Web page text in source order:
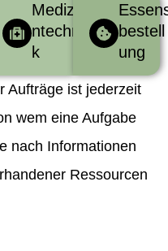
Medizi
ntechni
k
bestell
ung
Aufträge ist jederzeit
wem eine Aufgabe
nach Informationen
Ressourcen